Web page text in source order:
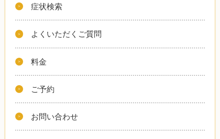
症状検索
よくいただくご質問
料金
ご予約
お問い合わせ